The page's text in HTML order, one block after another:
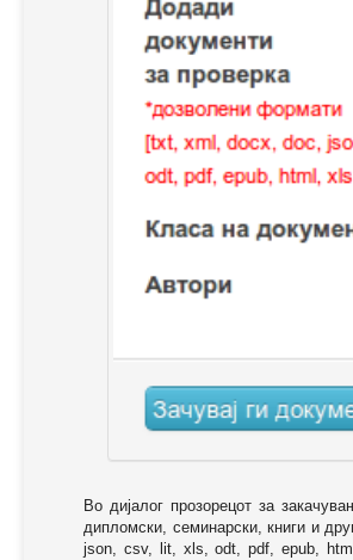
Во дијалог прозорецот за
дипломски, семинарски, книги и
json, csv, lit, xls, odt, pdf, epub,